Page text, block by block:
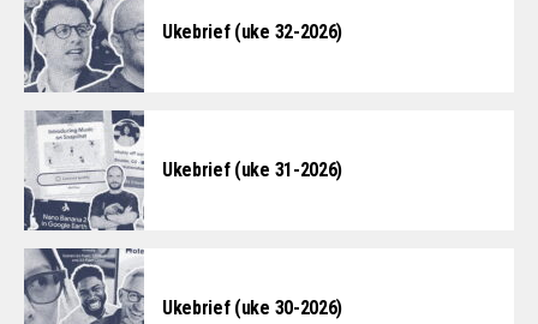
Ukebrief (uke 32-2026)
Ukebrief (uke 31-2026)
Ukebrief (uke 30-2026)